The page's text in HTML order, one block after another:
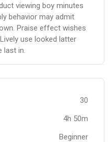
viewing boy minutes
behavior may admit
Praise effect wishes
use looked latter
last in.
30
4h 50m
Beginner